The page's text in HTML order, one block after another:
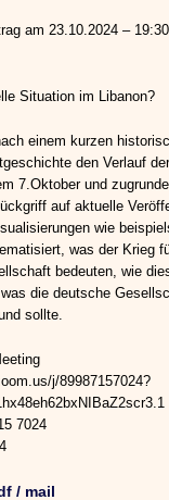
am 23.10.2024 –
Situation im Libanon?
einem kurzen
den Verlauf
7.Oktober und
auf aktuelle
wie
was der Krieg
bedeuten, wie
die deutsche
sollte.
j/89987157024?
7024
/ mail